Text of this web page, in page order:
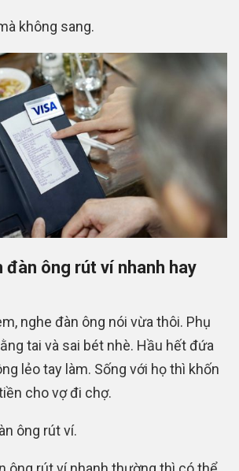
không sang.
đàn ông rút ví nhanh hay
nghe đàn ông nói vừa thôi. Phụ
tai và sai bét nhè. Hầu hết đứa
lẻo tay làm. Sống với họ thì khốn
cho vợ đi chợ.
ông rút ví.